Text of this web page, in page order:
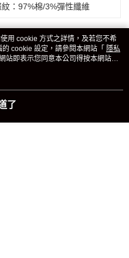
：97%棉/3%彈性纖維
客服
6折
用 cookie 方式之詳情，及若您不希
cookie 設定，請參閱本網站「 隱私
站即表示您同意本公司得按本網站使
了